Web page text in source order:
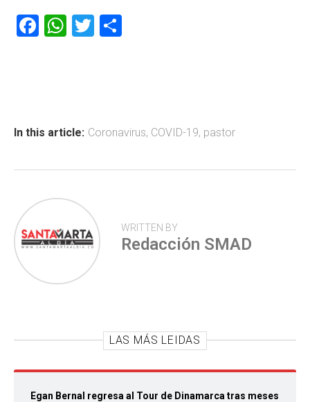
F
ok
W
p
T
tir
In this article: Coronavirus, COVID-19, pastor
WRITTEN BY
Redacción SMAD
LAS MÁS LEIDAS
Egan Bernal regresa al Tour de Dinamarca tras meses